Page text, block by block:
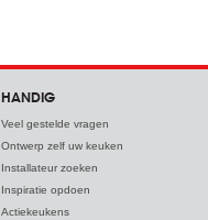
HANDIG
Veel gestelde vragen
Ontwerp zelf uw keuken
Installateur zoeken
Inspiratie opdoen
Actiekeukens